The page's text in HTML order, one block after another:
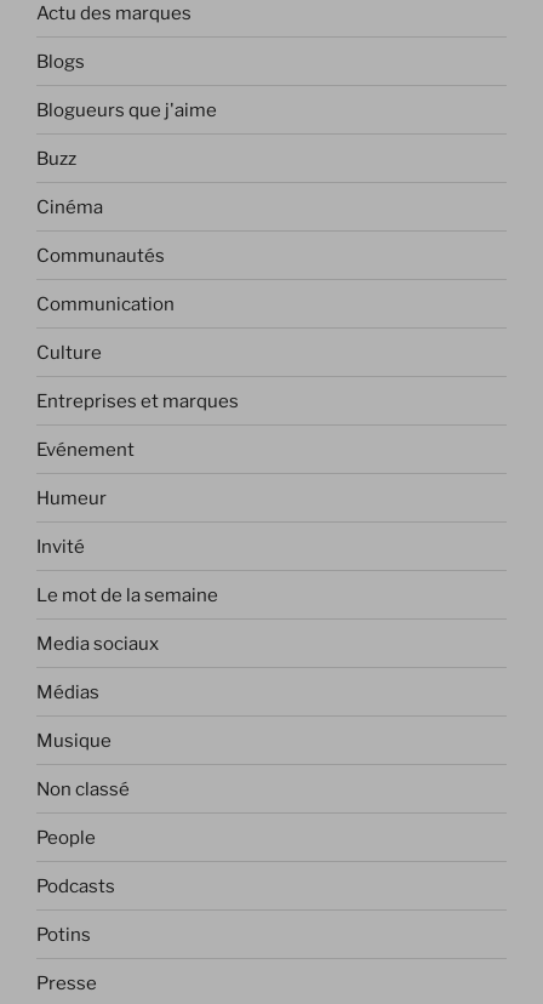
Actu des marques
Blogs
Blogueurs que j'aime
Buzz
Cinéma
Communautés
Communication
Culture
Entreprises et marques
Evénement
Humeur
Invité
Le mot de la semaine
Media sociaux
Médias
Musique
Non classé
People
Podcasts
Potins
Presse